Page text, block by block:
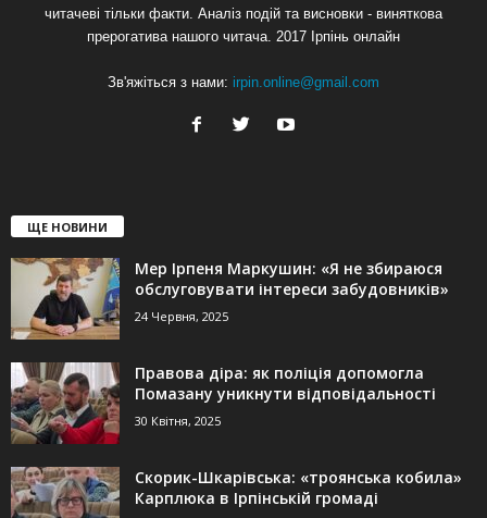
читачеві тільки факти. Аналіз подій та висновки - виняткова
прерогатива нашого читача. 2017 Ірпінь онлайн
Зв'яжіться з нами: irpin.online@gmail.com
ЩЕ НОВИНИ
Мер Ірпеня Маркушин: «Я не збираюся
обслуговувати інтереси забудовників»
24 Червня, 2025
Правова діра: як поліція допомогла
Помазану уникнути відповідальності
30 Квітня, 2025
Скорик-Шкарівська: «троянська кобила»
Карплюка в Ірпінській громаді